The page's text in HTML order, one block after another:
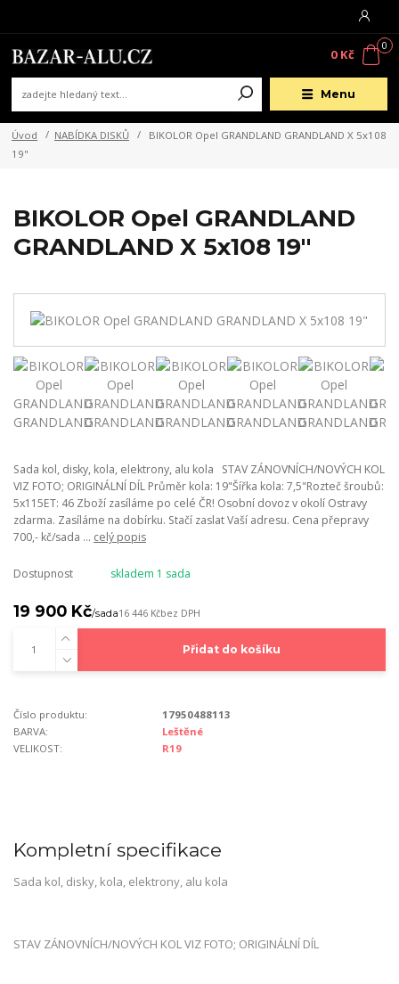
Menu
0
0 Kč
Úvod NABÍDKA DISKŮ
BIKOLOR Opel GRANDLAND GRANDLAND X 5x108
19"
BIKOLOR Opel GRANDLAND
GRANDLAND X 5x108 19"
Sada kol, disky, kola, elektrony, alu kola STAV ZÁNOVNÍCH/NOVÝCH KOL
VIZ FOTO; ORIGINÁLNÍ DÍL Průměr kola: 19"Šířka kola: 7,5"Rozteč šroubů:
5x115ET: 46 Zboží zasíláme po celé ČR! Osobní dovoz v okolí Ostravy
zdarma. Zasíláme na dobírku. Stačí zaslat Vaší adresu. Cena přepravy
700,- kč/sada ... celý popis
Dostupnost skladem 1 sada
19 900 Kč/sada16 446 Kčbez DPH
Přidat do košíku
Číslo produktu:
17950488113
BARVA:
Leštěné
VELIKOST:
R19
Kompletní specifikace
Sada kol, disky, kola, elektrony, alu kola
STAV ZÁNOVNÍCH/NOVÝCH KOL VIZ FOTO; ORIGINÁLNÍ DÍL